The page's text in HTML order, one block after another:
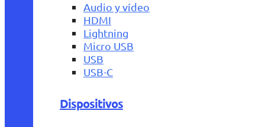
Audio y vídeo
HDMI
Lightning
Micro USB
USB
USB-C
Dispositivos